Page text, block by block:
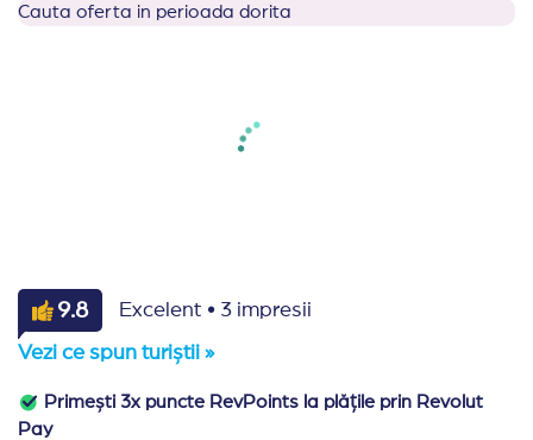
Cauta oferta in perioada dorita
9.8 Excelent · 3 impresii
Vezi ce spun turiștii »
Primești 3x puncte RevPoints la plățile prin Revolut
Pay